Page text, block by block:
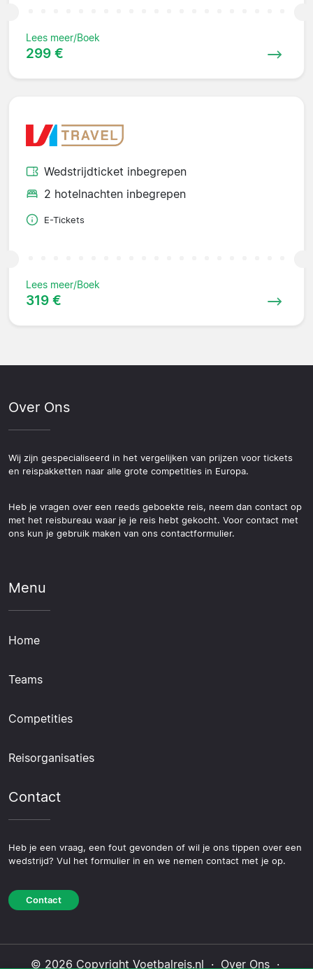
Lees meer/Boek
299 €
Wedstrijdticket inbegrepen
2 hotelnachten inbegrepen
E-Tickets
Lees meer/Boek
319 €
Over Ons
Wij zijn gespecialiseerd in het vergelijken van prijzen voor tickets
en reispakketten naar alle grote competities in Europa.
Heb je vragen over een reeds geboekte reis, neem dan contact op
met het reisbureau waar je je reis hebt gekocht. Voor contact met
ons kun je gebruik maken van ons contactformulier.
Menu
Home
Teams
Competities
Reisorganisaties
Contact
Heb je een vraag, een fout gevonden of wil je ons tippen over een
wedstrijd? Vul het formulier in en we nemen contact met je op.
Contact
© 2026 Copyright Voetbalreis.nl · Over Ons·